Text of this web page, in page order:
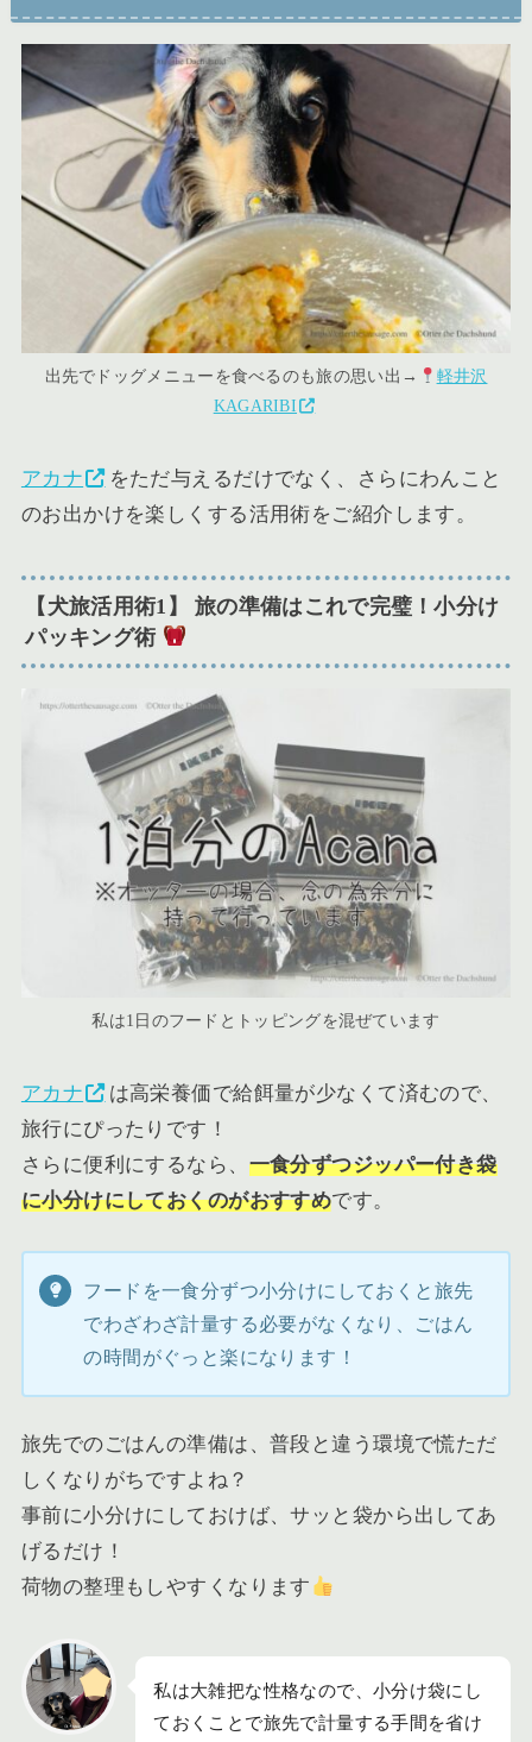
出先でドッグメニューを食べるのも旅の思い出→
軽井沢
KAGARIBI
アカナ
をただ与えるだけでなく、さらにわんこと
のお出かけを楽しくする活用術をご紹介します。
【犬旅活用術1】 旅の準備はこれで完璧！小分け
パッキング術
私は1日のフードとトッピングを混ぜています
アカナ
は高栄養価で給餌量が少なくて済むので、
旅行にぴったりです！
さらに便利にするなら、 一食分ずつジッパー付き袋
に小分けにしておくのがおすすめです。
フードを一食分ずつ小分けにしておくと旅先
でわざわざ計量する必要がなくなり、ごはん
の時間がぐっと楽になります！
旅先でのごはんの準備は、普段と違う環境で慌ただ
しくなりがちですよね？
事前に小分けにしておけば、サッと袋から出してあ
げるだけ！
荷物の整理もしやすくなります
私は大雑把な性格なので、小分け袋にし
ておくことで旅先で計量する手間を省け